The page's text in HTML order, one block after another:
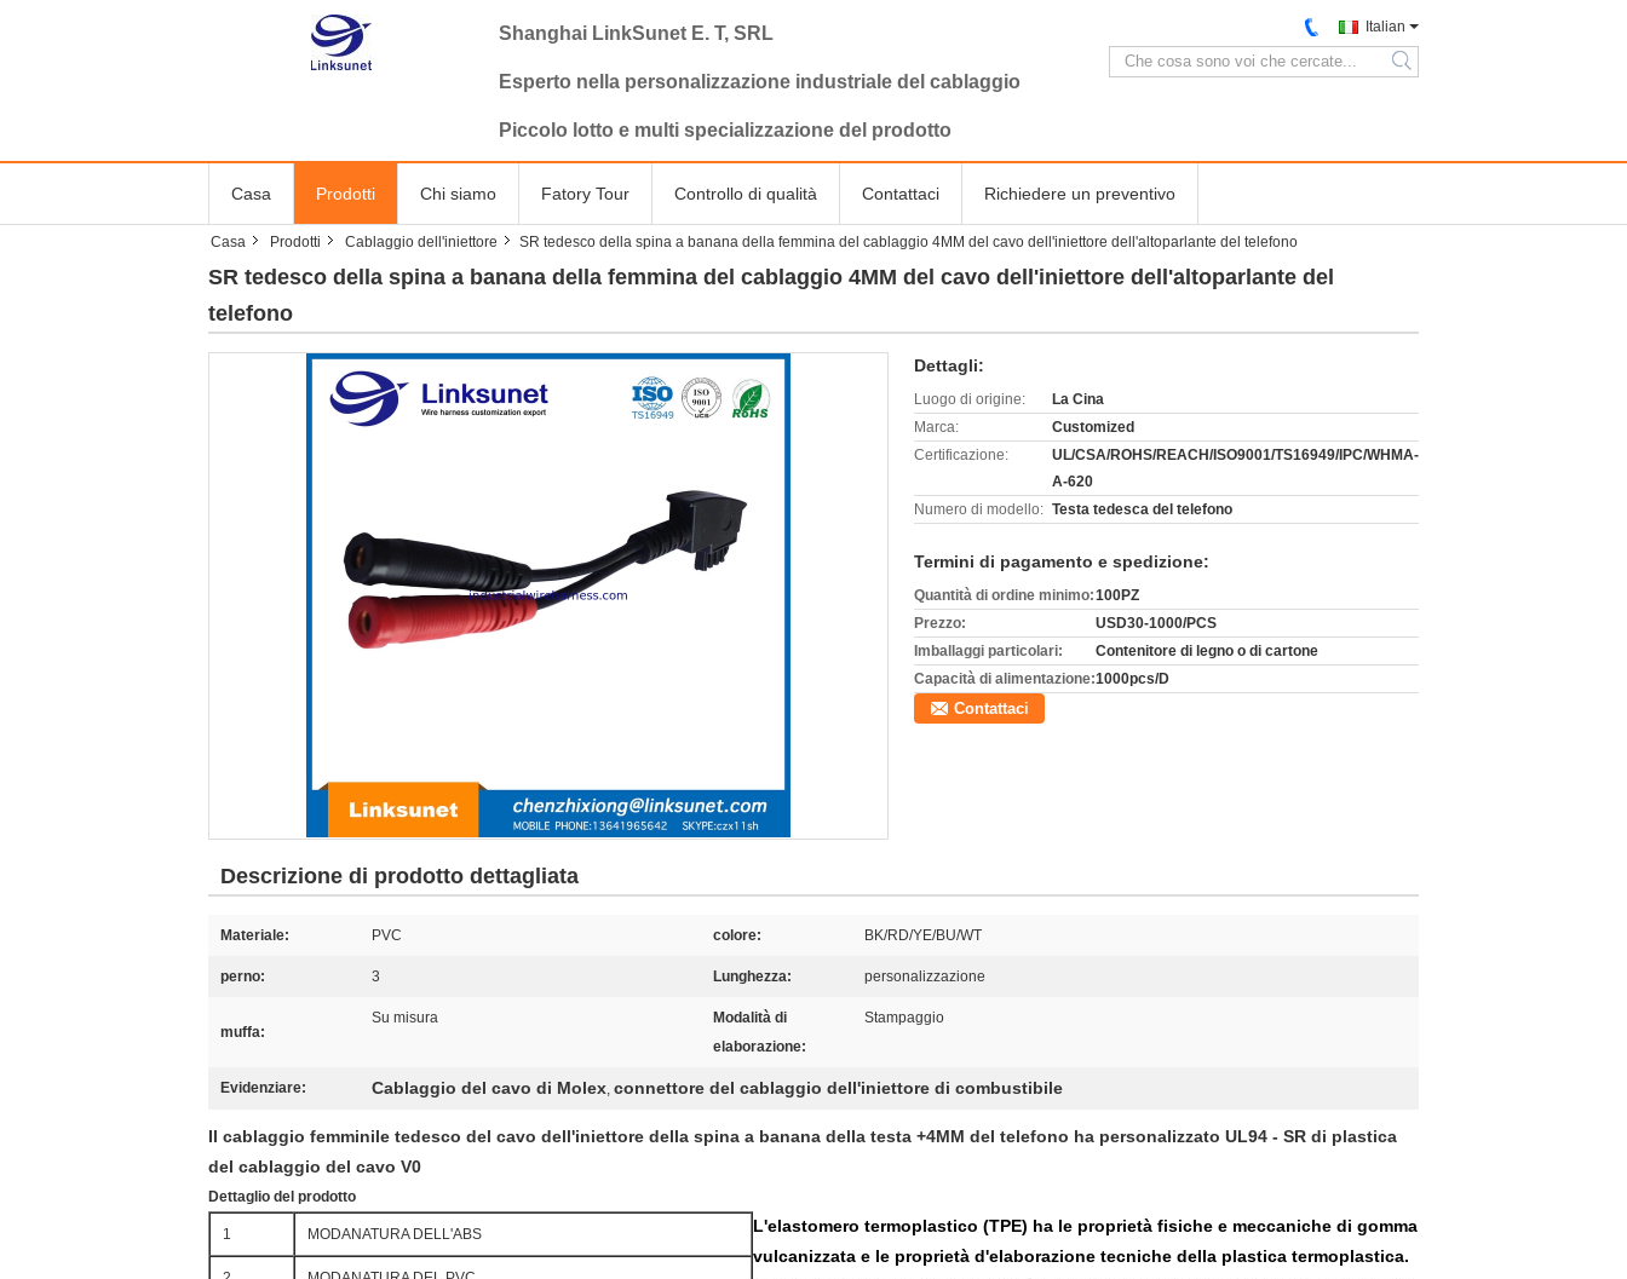
Shanghai LinkSunet E. T, SRL
Esperto nella personalizzazione industriale del cablaggio
Piccolo lotto e multi specializzazione del prodotto
Italian
search
Casa Prodotti Chi siamo Fatory Tour Controllo di qualità Contattaci Richiedere un preventivo
Casa Prodotti Cablaggio dell'iniettore SR tedesco della spina a banana della femmina del cablaggio 4MM del cavo dell'iniettore dell'altoparlante del telefono
SR tedesco della spina a banana della femmina del cablaggio 4MM del cavo dell'iniettore dell'altoparlante del
telefono
Dettagli:
Luogo di origine:
La Cina
Marca:
Customized
Certificazione:
UL/CSA/ROHS/REACH/ISO9001/TS16949/IPC/WHMA-
A-620
Numero di modello: Testa tedesca del telefono
Termini di pagamento e spedizione:
Quantità di ordine minimo:100PZ
Prezzo:
USD30-1000/PCS
Imballaggi particolari:
Contenitore di legno o di cartone
Capacità di alimentazione:1000pcs/D
Contattaci
Descrizione di prodotto dettagliata
Materiale: PVC colore: BK/RD/YE/BU/WT
perno: 3 Lunghezza: personalizzazione
muffa:
Su misura
Modalità di
elaborazione:
Stampaggio
Evidenziare: Cablaggio del cavo di Molex, connettore del cablaggio dell'iniettore di combustibile
Il cablaggio femminile tedesco del cavo dell'iniettore della spina a banana della testa +4MM del telefono ha personalizzato UL94 - SR di plastica
del cablaggio del cavo V0
Dettaglio del prodotto
1 MODANATURA DELL'ABS
L'elastomero termoplastico (TPE) ha le proprietà fisiche e meccaniche di gomma
vulcanizzata e le proprietà d'elaborazione tecniche della plastica termoplastica.